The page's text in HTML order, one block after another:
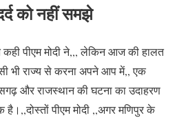
को नहीं समझे
पीएम मोदी ने,,, लेकिन आज की हालत
भी राज्य से करना अपने आप में,, एक
और राजस्थान की घटना का उदाहरण
पीएम मोदी ,,अगर मणिपुर के